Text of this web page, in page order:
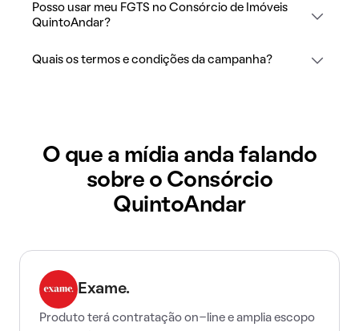
Posso usar meu FGTS no Consórcio de Imóveis
QuintoAndar?
Quais os termos e condições da campanha?
O que a mídia anda falando
sobre o Consórcio
QuintoAndar
Exame.
Produto terá contratação on-line e amplia escopo